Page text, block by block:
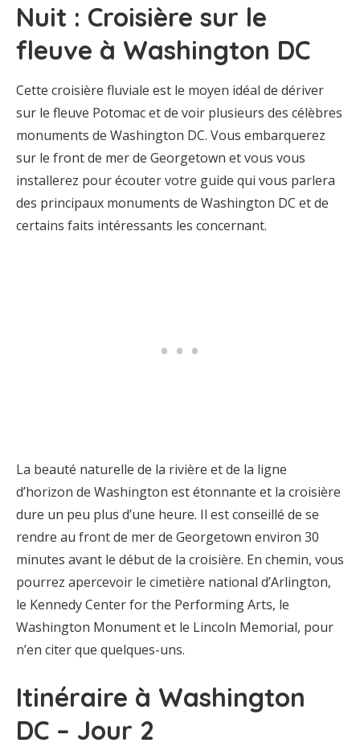
Nuit : Croisière sur le
fleuve à Washington DC
Cette croisière fluviale est le moyen idéal de dériver
sur le fleuve Potomac et de voir plusieurs des célèbres
monuments de Washington DC. Vous embarquerez
sur le front de mer de Georgetown et vous vous
installerez pour écouter votre guide qui vous parlera
des principaux monuments de Washington DC et de
certains faits intéressants les concernant.
La beauté naturelle de la rivière et de la ligne
d’horizon de Washington est étonnante et la croisière
dure un peu plus d’une heure. Il est conseillé de se
rendre au front de mer de Georgetown environ 30
minutes avant le début de la croisière. En chemin, vous
pourrez apercevoir le cimetière national d’Arlington,
le Kennedy Center for the Performing Arts, le
Washington Monument et le Lincoln Memorial, pour
n’en citer que quelques-uns.
Itinéraire à Washington
DC – Jour 2